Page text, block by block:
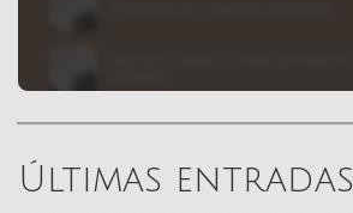
Últimas entradas